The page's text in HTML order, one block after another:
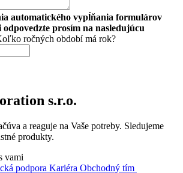
automatického vypĺňania formulárov
prosím na nasledujúcu
ročných období má rok?
s.r.o.
a reaguje na Vaše potreby. Sledujeme
produkty.
podpora Kariéra Obchodný tím